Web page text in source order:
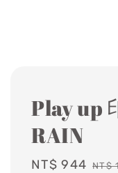
Play up
RAIN
Sale
NT$ 944 NT$